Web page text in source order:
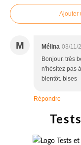
Ajouter
M Mélina 03/11/
Bonjour. très
n'hésitez pas
bientôt. bises
Répondre